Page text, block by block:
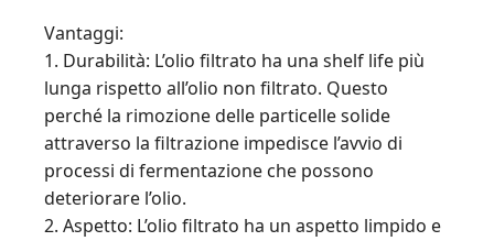
Vantaggi:
1. Durabilità: L’olio filtrato ha una shelf life più
lunga rispetto all’olio non filtrato. Questo
perché la rimozione delle particelle solide
attraverso la filtrazione impedisce l’avvio di
processi di fermentazione che possono
deteriorare l’olio.
2. Aspetto: L’olio filtrato ha un aspetto limpido e